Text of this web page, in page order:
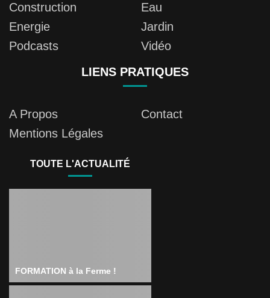
Construction
Eau
Energie
Jardin
Podcasts
Vidéo
LIENS PRATIQUES
A Propos
Contact
Mentions Légales
TOUTE L'ACTUALITÉ
FORMATION à la Ferme !